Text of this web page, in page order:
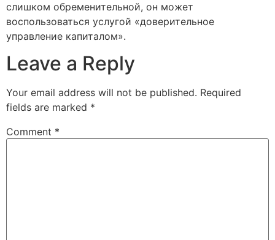
слишком обременительной, он может
воспользоваться услугой «доверительное
управление капиталом».
Leave a Reply
Your email address will not be published. Required
fields are marked *
Comment *